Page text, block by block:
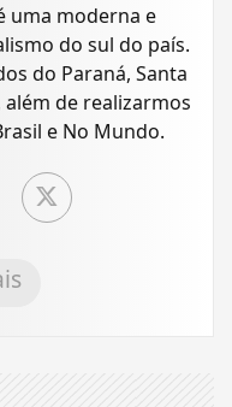
uma moderna e
do país.
do Paraná, Santa
além de realizarmos
e No Mundo.